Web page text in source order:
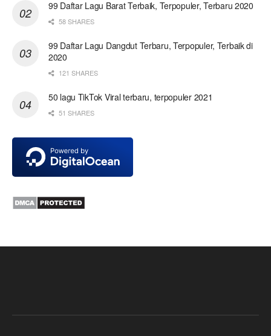
99 Daftar Lagu Barat Terbaik, Terpopuler, Terbaru 2020
58 SHARES
99 Daftar Lagu Dangdut Terbaru, Terpopuler, Terbaik di
2020
121 SHARES
50 lagu TikTok Viral terbaru, terpopuler 2021
51 SHARES